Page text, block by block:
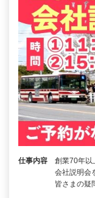
仕事内容
創業70年以
会社説明会
皆さまの疑